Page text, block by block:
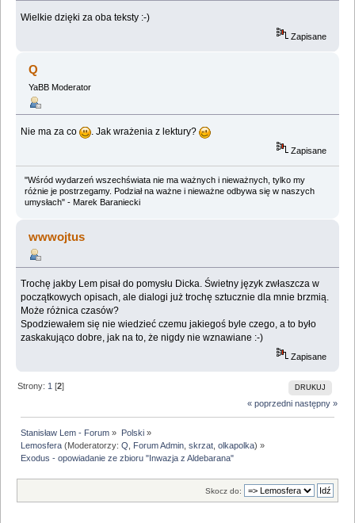
Wielkie dzięki za oba teksty :-)
Zapisane
Q
YaBB Moderator
Nie ma za co . Jak wrażenia z lektury?
Zapisane
"Wśród wydarzeń wszechświata nie ma ważnych i nieważnych, tylko my
różnie je postrzegamy. Podział na ważne i nieważne odbywa się w naszych
umysłach" - Marek Baraniecki
wwwojtus
Trochę jakby Lem pisał do pomysłu Dicka. Świetny język zwłaszcza w
początkowych opisach, ale dialogi już trochę sztucznie dla mnie brzmią.
Może różnica czasów?
Spodziewałem się nie wiedzieć czemu jakiegoś byle czego, a to było
zaskakująco dobre, jak na to, że nigdy nie wznawiane :-)
Zapisane
DRUKUJ
Strony:1 [2]
« poprzedni następny »
Stanisław Lem - Forum » Polski»
Lemosfera (Moderatorzy:Q Forum Admin ,skrzat ,olkapolka) »
Exodus - opowiadanie ze zbioru "Inwazja z Aldebarana"
Skocz do: